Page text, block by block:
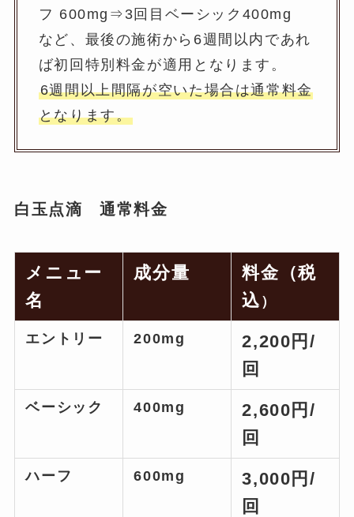
フ 600mg⇒3回目ベーシック400mg
など、最後の施術から6週間以内であれ
ば初回特別料金が適用となります。
6週間以上間隔が空いた場合は通常料金
となります。
白玉点滴 通常料金
メニュー
名
成分量
料金（税
込 ）
エントリー 200mg
2,200円/
回
ベーシック 400mg
2,600円/
回
ハーフ 600mg
3,000円/
回